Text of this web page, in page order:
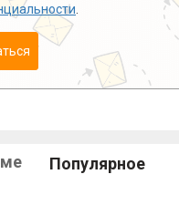
Популярное